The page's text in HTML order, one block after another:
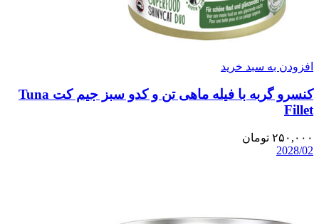
افزودن به سبد خرید
کنسرو گربه با فیله ماهی تن و کدو سبز جیم کت Tuna
Fillet
۲۵۰,۰۰۰ تومان
2028/02